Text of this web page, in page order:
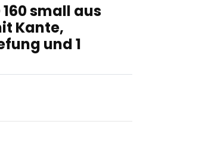
small aus
Kante,
und 1